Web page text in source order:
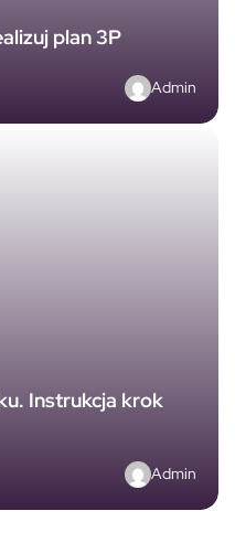
plan 3P
Admin
Instrukcja krok
Admin